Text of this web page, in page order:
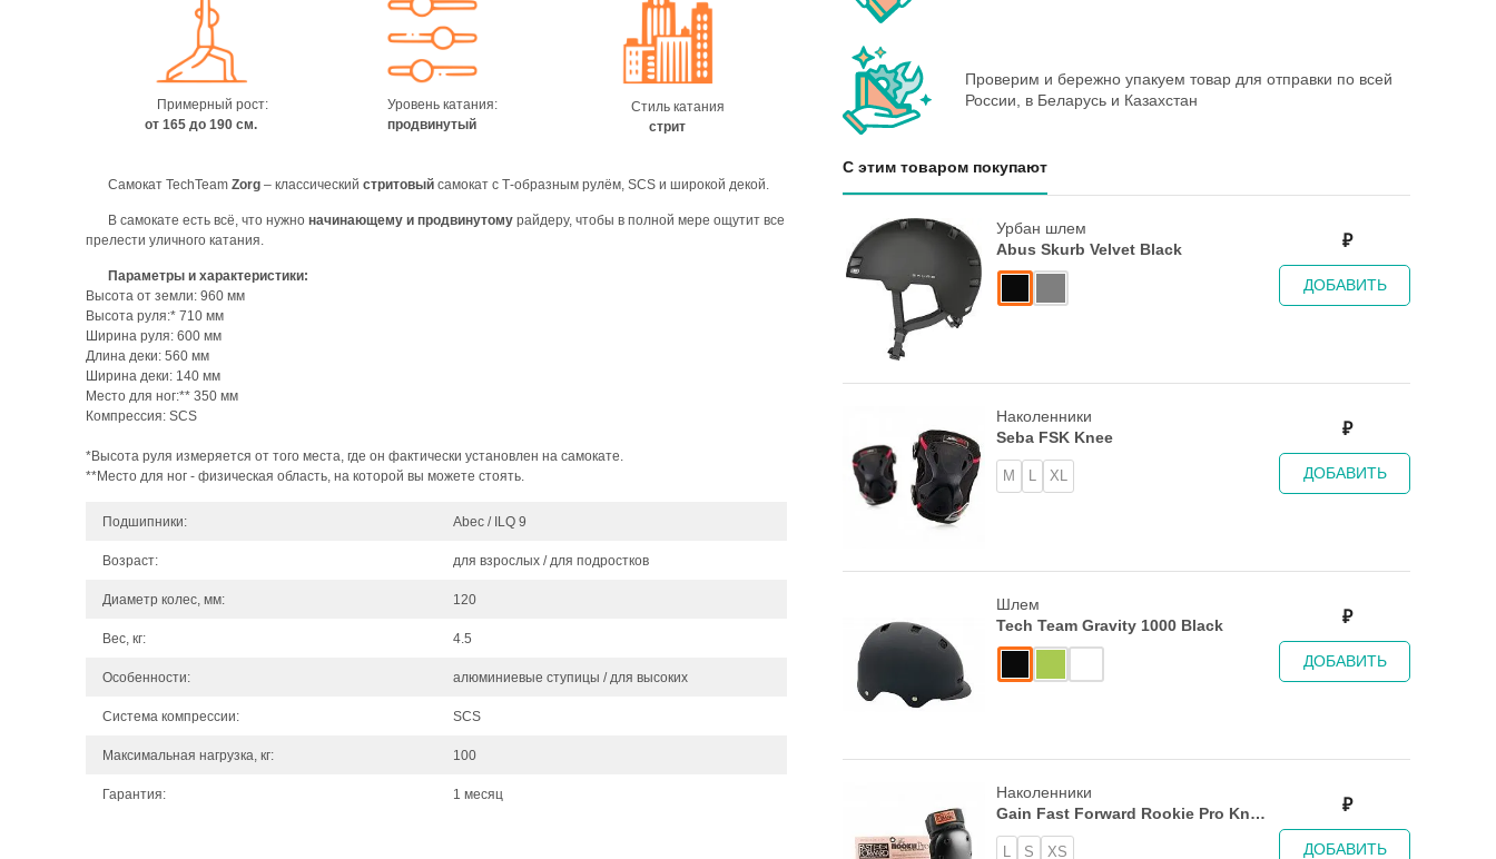
Примерный рост:
от 165 до 190 см.
Уровень катания:
продвинутый
Стиль катания
стрит
Самокат TechTeam Zorg – классический стритовый самокат с Т-образным рулём, SCS и широкой декой.
В самокате есть всё, что нужно начинающему и продвинутому райдеру, чтобы в полной мере ощутит все
прелести уличного катания.
Параметры и характеристики:
Высота от земли: 960 мм
Высота руля:* 710 мм
Ширина руля: 600 мм
Длина деки: 560 мм
Ширина деки: 140 мм
Место для ног:** 350 мм
Компрессия: SCS
*Высота руля измеряется от того места, где он фактически установлен на самокате.
**Место для ног - физическая область, на которой вы можете стоять.
Подшипники: Аbec / ILQ 9
Возраст: для взрослых / для подростков
Диаметр колес, мм: 120
Вес, кг: 4.5
Особенности: алюминиевые ступицы / для высоких
Система компрессии: SCS
Максимальная нагрузка, кг: 100
Гарантия: 1 месяц
Проверим и бережно упакуем товар для отправки по всей
России, в Беларусь и Казахстан
С этим товаром покупают
Урбан шлем
Abus Skurb Velvet Black
₽
ДОБАВИТЬ
Наколенники
Seba FSK Knee
M XL
₽
ДОБАВИТЬ
Шлем
Tech Team Gravity 1000 Black
₽
ДОБАВИТЬ
Наколенники
Gain Fast Forward Rookie Pro Knee
Pad
S XS
₽
ДОБАВИТЬ